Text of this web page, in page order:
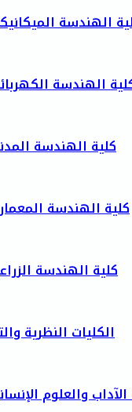
الهندسة
الهندسة
كلية الهندسة
كلية الهندسة
كلية الهندسة
الكليات النظرية
والعلوم